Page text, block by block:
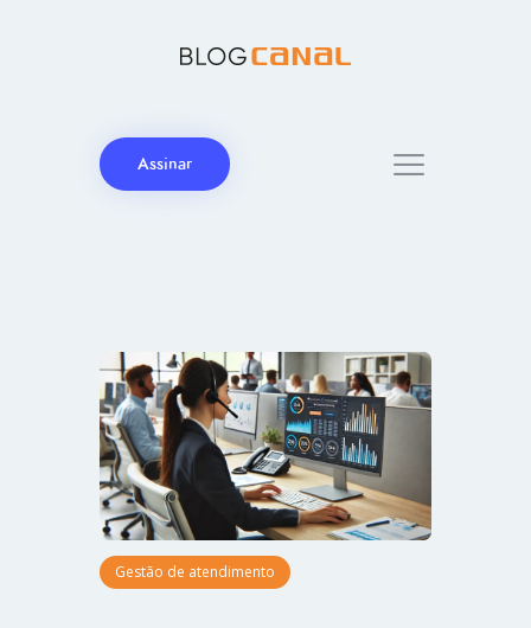
Assinar
Gestão de atendimento